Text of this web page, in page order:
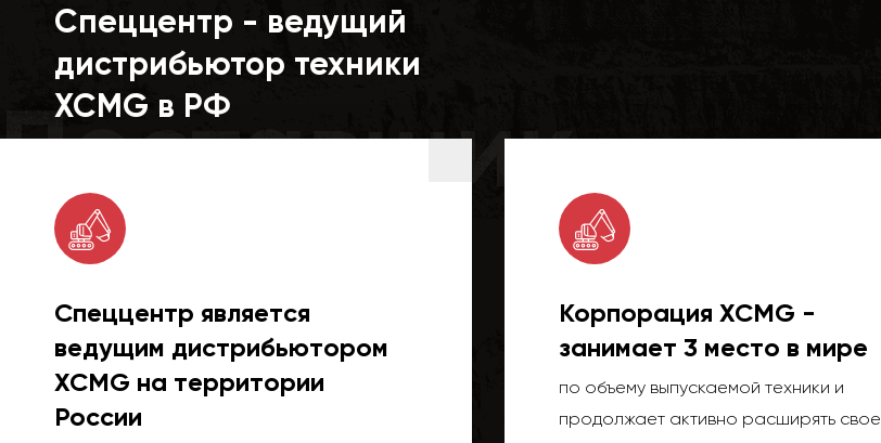
Спеццентр - ведущий
дистрибьютор техники
XCMG в РФ
Поставщик
Спеццентр является
ведущим дистрибьютором
XCMG на территории
России
Корпорация XCMG -
занимает 3 место в мире
по объему выпускаемой техники и
продолжает активно расширять свое